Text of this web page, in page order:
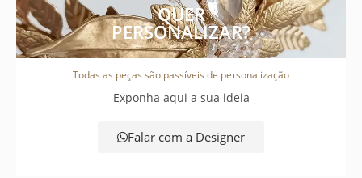
QUER
PERSONALIZAR?
Todas as peças são passíveis de personalização
Exponha aqui a sua ideia
Falar com a Designer